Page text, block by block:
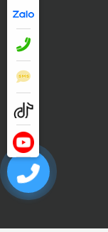
0909052838